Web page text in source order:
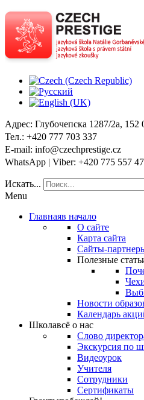
Адрес: Глубочепска 1287/2a,
Тел.: +420 777 703 337
E-mail: info@czechprestige.cz
WhatsApp | Viber: +420 775 557
Искать...
Menu
Главнаяв начало
О сайте
Карта сайта
Сайты-
Полезные
Новости
Календарь
Школавсё о нас
Слово
Экскурсия по
Видеоурок
Учителя
Сотрудники
Сертификаты